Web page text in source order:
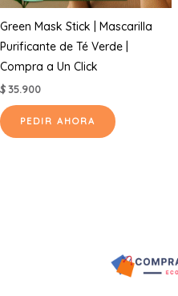
Green Mask Stick | Mascarilla
Purificante de Té Verde |
Compra a Un Click
$35.900
PEDIR AHORA